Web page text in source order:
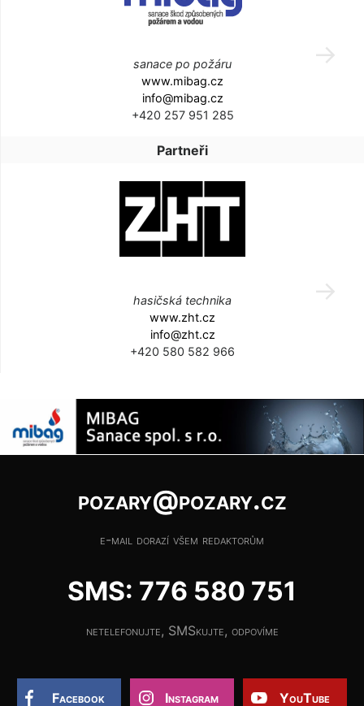
sanace po požáru
www.mibag.cz
info@mibag.cz
+420 257 951 285
Partneři
hasičská technika
www.zht.cz
info@zht.cz
+420 580 582 966
pozary@pozary.cz
e-mail dorazí všem redaktorům
SMS: 776 580 751
netelefonujte, SMSkujte, odpovíme
Facebook Instagram YouTube